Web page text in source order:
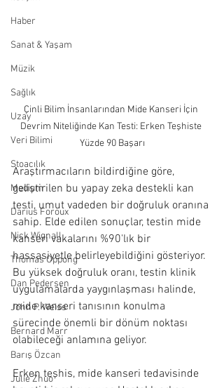
Haber
Sanat & Yaşam
Müzik
Sağlık
Uzay
Veri Bilimi
Stoacılık
Medium
Darius Foroux
Nick Wignall
Thomas Oppong
Dan Pedersen
John P. Weiss
Bernard Marr
Barış Özcan
Julie Zhuo
Çinli Bilim İnsanlarından Mide Kanseri İçin
Devrim Niteliğinde Kan Testi: Erken Teşhiste
Yüzde 90 Başarı
Araştırmacıların bildirdiğine göre,
geliştirilen bu yapay zeka destekli kan
testi, umut vadeden bir doğruluk oranına
sahip. Elde edilen sonuçlar, testin mide
kanseri vakalarını %90'lık bir
hassasiyetle belirleyebildiğini gösteriyor.
Bu yüksek doğruluk oranı, testin klinik
uygulamalarda yaygınlaşması halinde,
mide kanseri tanısının konulma
sürecinde önemli bir dönüm noktası
olabileceği anlamına geliyor.
Erken teşhis, mide kanseri tedavisinde